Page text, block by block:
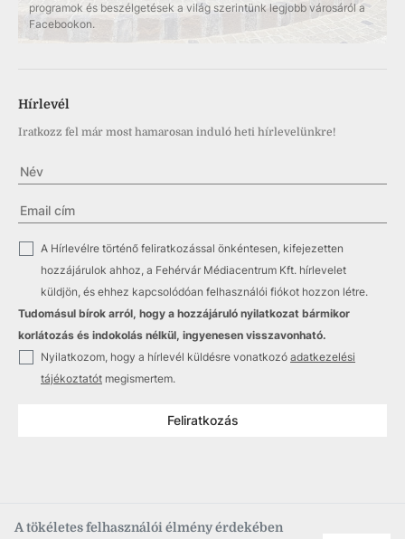
A tökéletes felhasználói élmény érdekében
programok és beszélgetések a világ szerintünk legjobb városáról a
Facebookon.
Hírlevél
Iratkozz fel már most hamarosan induló heti hírlevelünkre!
A Hírlevélre történő feliratkozással önkéntesen, kifejezetten
hozzájárulok ahhoz, a Fehérvár Médiacentrum Kft. hírlevelet
küldjön, és ehhez kapcsolódóan felhasználói fiókot hozzon létre.
Tudomásul bírok arról, hogy a hozzájáruló nyilatkozat bármikor
korlátozás és indokolás nélkül, ingyenesen visszavonható.
Nyilatkozom, hogy a hírlevél küldésre vonatkozó adatkezelési
tájékoztatót megismertem.
Feliratkozás